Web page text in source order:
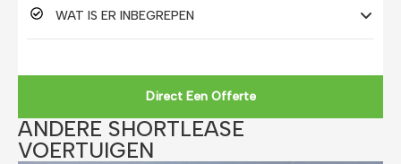
WAT IS ER INBEGREPEN
Direct Een Offerte
ANDERE SHORTLEASE
VOERTUIGEN​